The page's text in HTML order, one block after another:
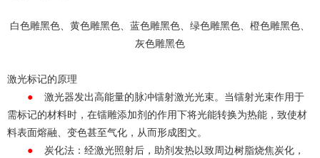
白色雕黑色、黄色雕黑色、蓝色雕黑色、绿色雕黑色、橙色雕黑色、
灰色雕黑色
激光标记的原理
● 激光器发出高能量的脉冲镭射激光光束。当镭射光束作用于
需标记的材料时，在镭雕添加剂的作用下将光能转换为热能，致使材
料表面熔融、变色甚至气化，从而形成图文。
● 炭化法：经激光照射后，助剂发热以致周边树脂烧焦炭化，